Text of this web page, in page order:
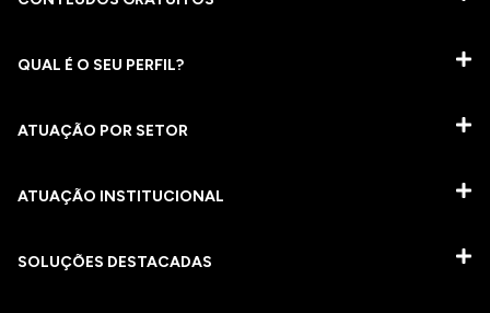
QUAL É O SEU PERFIL?
ATUAÇÃO POR SETOR
ATUAÇÃO INSTITUCIONAL
SOLUÇÕES DESTACADAS